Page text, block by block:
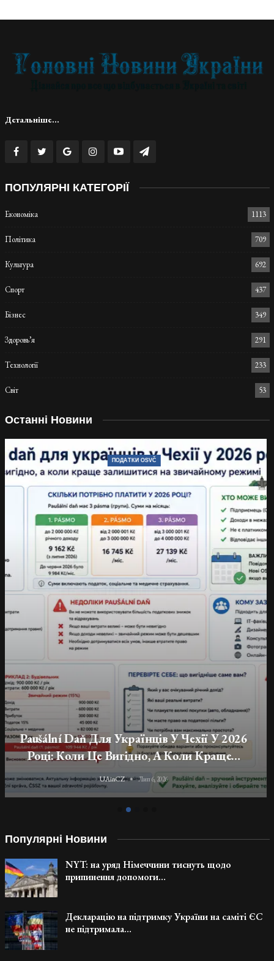
Детальніше...
ПОПУЛЯРНІ КАТЕГОРІЇ
Економіка 1113
Політика 709
Культура 692
Спорт 437
Бізнес 349
Здоровь’я 291
Технології 233
Світ 53
Останні Новини
ПОДАТКИ OSVČ
Податки, Соціальне Та Медичне
Страхування Для Українців-Підприємців У
Чехії
UAinCZ Лип 6, 2026
Популярні Новини
NYT: на уряд Німеччини тиснуть щодо
припинення допомоги…
Декларацію на підтримку України на саміті ЄС
не підтримала…